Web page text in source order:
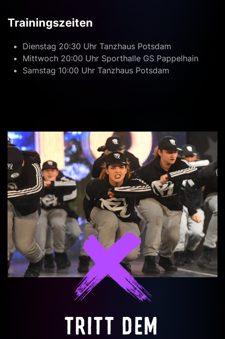
Trainingszeiten
Dienstag 20:30 Uhr Tanzhaus Potsdam
Mittwoch 20:00 Uhr Sporthalle GS Pappelhain
Samstag 10:00 Uhr Tanzhaus Potsdam
TRITT DEM